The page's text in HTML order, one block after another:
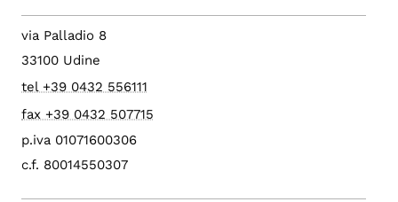
via Palladio 8
33100 Udine
tel +39 0432 556111
fax +39 0432 507715
p.iva 01071600306
c.f. 80014550307